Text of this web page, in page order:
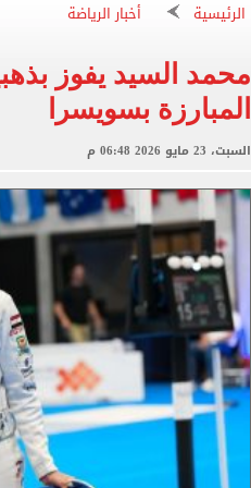
عبد الله السعيد يواصل
شيكو بانزا يخطر الزمالك
رسميا.. اتحاد الكرة يعلن
براءة المتهم بقتل والدته بـ12 طعنة والشروع في قتل شقيقته بالشرقية
الرئيسية أخبار الرياضة
محمد السيد يفوز
المبارزة بسويسرا
السبت، 23 مايو 2026 06:48 م